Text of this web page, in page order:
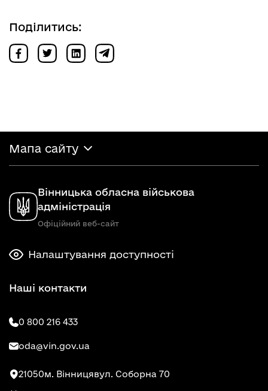
Поділитись:
Мапа сайту
Вінницька обласна військова
адміністрація
Офіційний веб-сайт
Налаштування доступності
Наші контакти
0 800 216 433
oda@vin.gov.ua
21050м. Вінницявул. Соборна 70